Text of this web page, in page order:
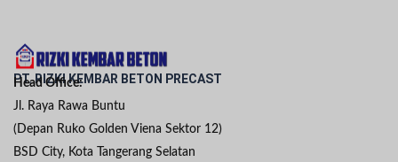
PT. RIZKI KEMBAR BETON PRECAST
Head Office:
Jl. Raya Rawa Buntu
(Depan Ruko Golden Viena Sektor 12)
BSD City, Kota Tangerang Selatan